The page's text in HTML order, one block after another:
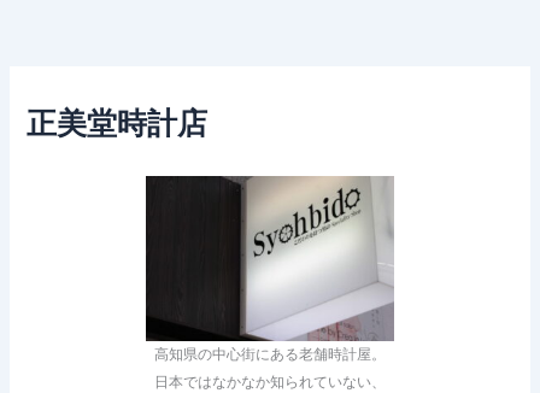
正美堂時計店
高知県の中心街にある老舗時計屋。
日本ではなかなか知られていない、